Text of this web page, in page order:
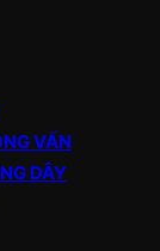
VẤN
DÂY